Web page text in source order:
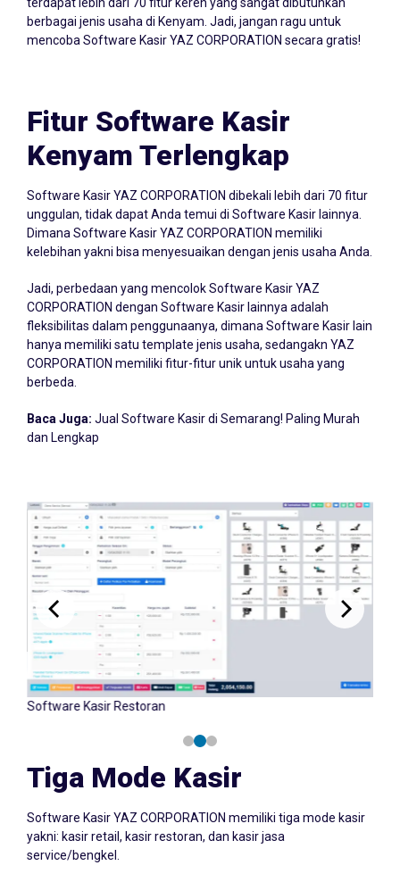
berbagai jenis usaha di Kenyam. Jadi, jangan ragu untuk
mencoba Software Kasir YAZ CORPORATION secara gratis!
Fitur Software Kasir
Kenyam Terlengkap
Software Kasir YAZ CORPORATION dibekali lebih dari 70 fitur
unggulan, tidak dapat Anda temui di Software Kasir lainnya.
Dimana Software Kasir YAZ CORPORATION memiliki
kelebihan yakni bisa menyesuaikan dengan jenis usaha Anda.
Jadi, perbedaan yang mencolok Software Kasir YAZ
CORPORATION dengan Software Kasir lainnya adalah
fleksibilitas dalam penggunaanya, dimana Software Kasir lain
hanya memiliki satu template jenis usaha, sedangakn YAZ
CORPORATION memiliki fitur-fitur unik untuk usaha yang
berbeda.
Baca Juga: Jual Software Kasir di Semarang! Paling Murah
dan Lengkap
Software Kasir Retail
Tiga Mode Kasir
yakni: kasir retail, kasir restoran, dan kasir jasa
service/bengkel.